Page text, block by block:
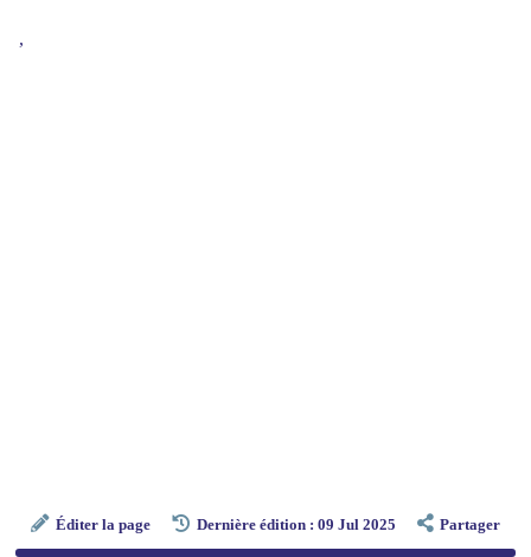
,
Éditer la page Dernière édition : 09 Jul 2025 Partager